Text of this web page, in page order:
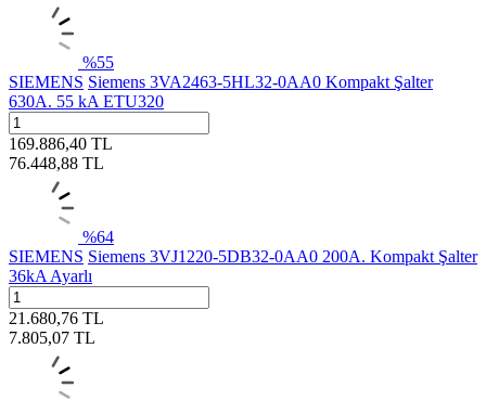
%55
SIEMENS Siemens 3VA2463-5HL32-0AA0 Kompakt Şalter
630A. 55 kA ETU320
169.886,40 TL
76.448,88 TL
%64
SIEMENS Siemens 3VJ1220-5DB32-0AA0 200A. Kompakt Şalter
36kA Ayarlı
21.680,76 TL
7.805,07 TL